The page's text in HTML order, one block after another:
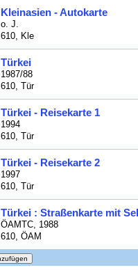
Kleinasien - Autokarte
o. J.
610, Kle
Türkei
1987/88
610, Tür
Türkei - Reisekarte 1
1994
610, Tür
Türkei - Reisekarte 2
1997
610, Tür
Türkei : Straßenkarte mit
ÖAMTC, 1988
610, ÖAM